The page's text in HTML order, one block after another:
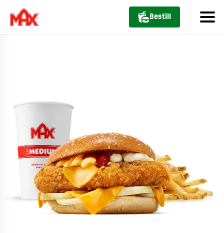
Bestill